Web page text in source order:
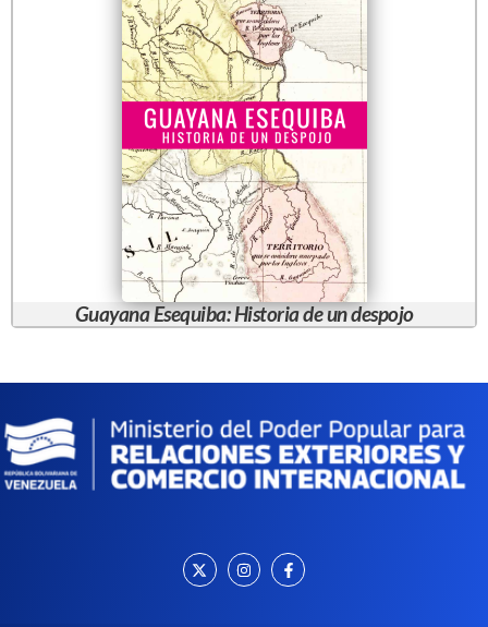
Guayana Esequiba: Historia de un despojo